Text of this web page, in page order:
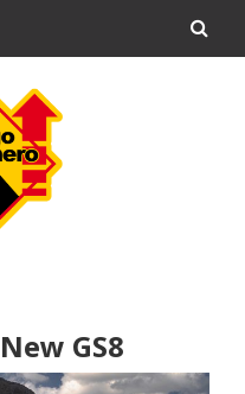
GS8